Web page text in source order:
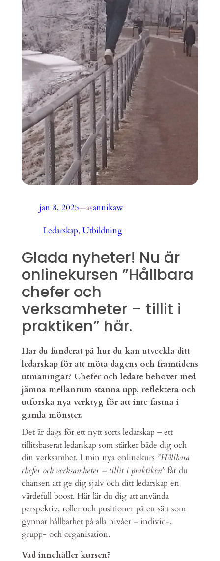
jan 8, 2025—avannikaw
Ledarskap, Utbildning
Glada nyheter! Nu är
onlinekursen ”Hållbara
chefer och
verksamheter – tillit i
praktiken” här.
Har du funderat på hur du kan utveckla ditt
ledarskap för att möta dagens och framtidens
utmaningar? Chefer och ledare behöver med
jämna mellanrum stanna upp, reflektera och
utforska nya verktyg för att inte fastna i
gamla mönster.
Det är dags för ett nytt sorts ledarskap – ett
tillitsbaserat ledarskap som stärker både dig och
din verksamhet. I min nya onlinekurs ”Hållbara
chefer och verksamheter – tillit i praktiken”får du
chansen att ge dig själv och ditt ledarskap en
värdefull boost. Här lär du dig att använda
perspektiv, roller och positioner på ett sätt som
gynnar hållbarhet på alla nivåer – individ-,
grupp- och organisation.
Vad innehåller kursen?